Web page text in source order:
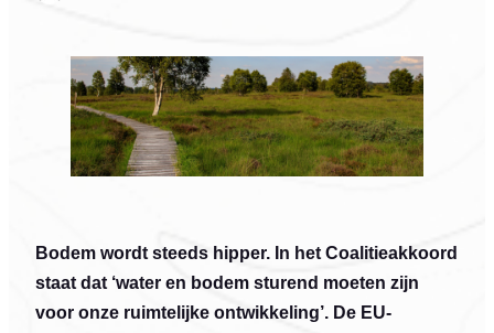
Bodem wordt steeds hipper. In het Coalitieakkoord
staat dat ‘water en bodem sturend moeten zijn
voor onze ruimtelijke ontwikkeling’. De EU-